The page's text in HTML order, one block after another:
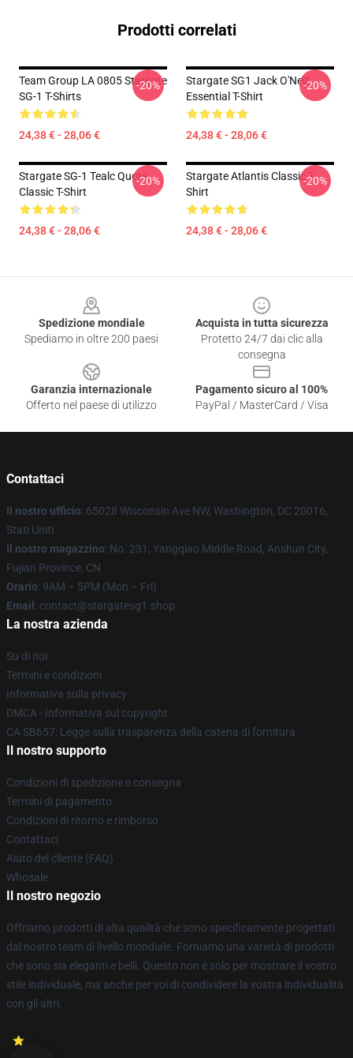
Prodotti correlati
Team Group LA 0805 Stargate
SG-1 T-Shirts
24,38 € - 28,06 €
-20%
Stargate SG1 Jack O'Neill
Essential T-Shirt
24,38 € - 28,06 €
-20%
Stargate SG-1 Tealc Quote
Classic T-Shirt
24,38 € - 28,06 €
-20%
Stargate Atlantis Classic T-
Shirt
24,38 € - 28,06 €
-20%
Spedizione mondiale
Spediamo in oltre 200 paesi
Acquista in tutta sicurezza
Protetto 24/7 dai clic alla
consegna
Garanzia internazionale
Offerto nel paese di utilizzo
Pagamento sicuro al 100%
PayPal / MasterCard / Visa
Contattaci
Il nostro ufficio: 65028 Wisconsin Ave NW, Washington, DC 20016,
Stati Uniti
Il nostro magazzino: No. 231, Yangqiao Middle Road, Anshun City,
Fujian Province, CN
Orario: 9AM – 5PM (Mon – Fri)
Email : contact@stargatesg1.shop
La nostra azienda
Su di noi
Termini e condizioni
Informativa sulla privacy
DMCA - Informativa sul copyright
CA SB657: Legge sulla trasparenza della catena di fornitura
Il nostro supporto
Condizioni di spedizione e consegna
Termini di pagamento
Condizioni di ritorno e rimborso
Contattaci
Aiuto del cliente (FAQ)
Whosale
Il nostro negozio
Offriamo prodotti di alta qualità che sono specificamente progettati
dal nostro team di livello mondiale. Forniamo una varietà di prodotti
che sono sia eleganti e belli. Questo non è solo per mostrare il vostro
stile individuale, ma anche per voi di condividere la vostra individualità
con gli altri.